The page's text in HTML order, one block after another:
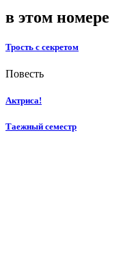
в этом номере
Трость с секретом
Повесть
Актриса!
Таежный семестр